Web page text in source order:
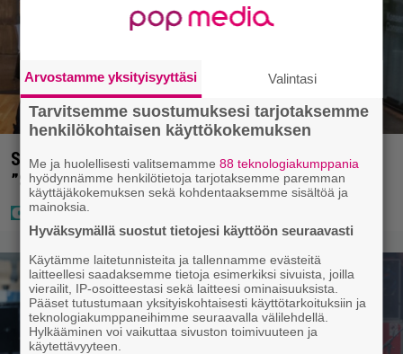
Sara ja Mikko Parikka etsivät uutta kotia –
”Seuraavaan kotiin tämmöinen”
Arvostamme yksityisyyttäsi Valintasi
Tarvitsemme suostumuksesi tarjotaksemme
henkilökohtaisen käyttökokemuksen
Me ja huolellisesti valitsemamme88 teknologiakumppania
hyödynnämme henkilötietoja tarjotaksemme paremman
käyttäjäkokemuksen sekä kohdentaaksemme sisältöä ja
mainoksia.
Hyväksymällä suostut tietojesi käyttöön seuraavasti
Käytämme laitetunnisteita ja tallennamme evästeitä
laitteellesi saadaksemme tietoja esimerkiksi sivuista, joilla
vierailit, IP-osoitteestasi sekä laitteesi ominaisuuksista.
Pääset tutustumaan yksityiskohtaisesti käyttötarkoituksiin ja
teknologiakumppaneihimme seuraavalla välilehdellä.
Hylkääminen voi vaikuttaa sivuston toimivuuteen ja
käytettävyyteen.